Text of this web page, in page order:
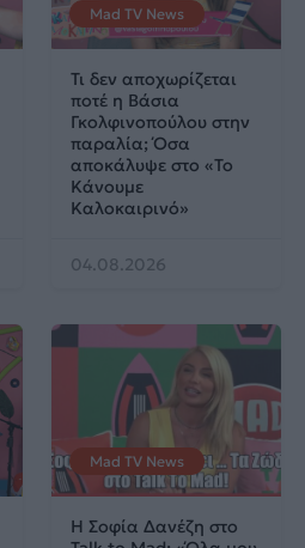
Mad TV News
Τι δεν αποχωρίζεται
ποτέ η Βάσια
Γκολφινοπούλου στην
παραλία; Όσα
αποκάλυψε στο «Το
Κάνουμε
Καλοκαιρινό»
04.08.2026
Mad TV News
H Σοφία Δανέζη στο